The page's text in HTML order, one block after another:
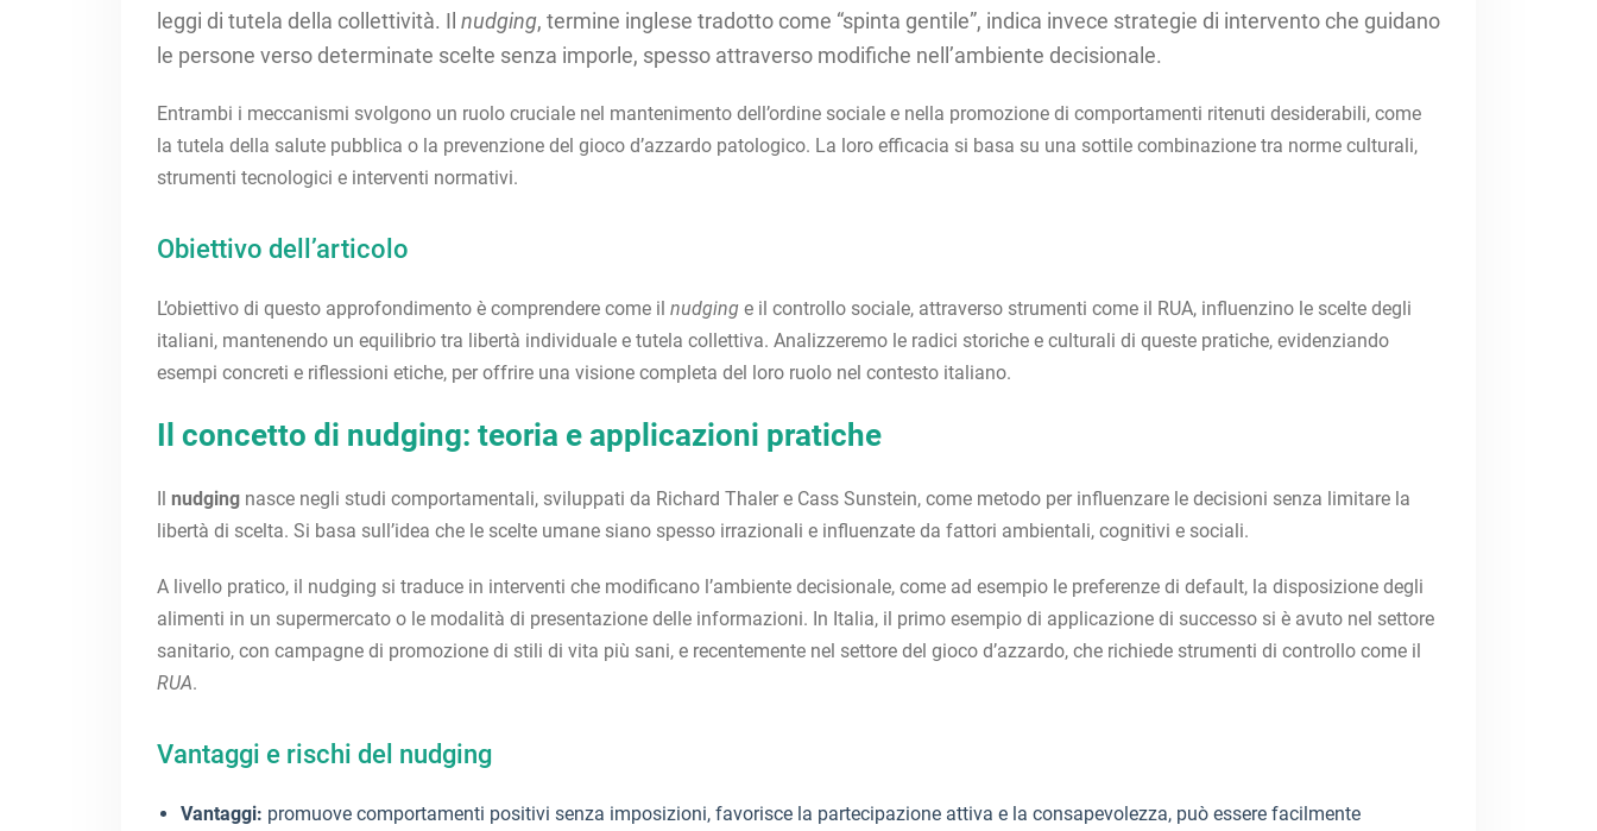
leggi di tutela della collettività. Il nudging, termine inglese tradotto come “spinta gentile”, indica invece strategie di intervento che guidano
le persone verso determinate scelte senza imporle, spesso attraverso modifiche nell’ambiente decisionale.
Entrambi i meccanismi svolgono un ruolo cruciale nel mantenimento dell’ordine sociale e nella promozione di comportamenti ritenuti desiderabili, come
la tutela della salute pubblica o la prevenzione del gioco d’azzardo patologico. La loro efficacia si basa su una sottile combinazione tra norme culturali,
strumenti tecnologici e interventi normativi.
Obiettivo dell’articolo
L’obiettivo di questo approfondimento è comprendere come il nudging e il controllo sociale, attraverso strumenti come il RUA, influenzino le scelte degli
italiani, mantenendo un equilibrio tra libertà individuale e tutela collettiva. Analizzeremo le radici storiche e culturali di queste pratiche, evidenziando
esempi concreti e riflessioni etiche, per offrire una visione completa del loro ruolo nel contesto italiano.
Il concetto di nudging: teoria e applicazioni pratiche
Il nudging nasce negli studi comportamentali, sviluppati da Richard Thaler e Cass Sunstein, come metodo per influenzare le decisioni senza limitare la
libertà di scelta. Si basa sull’idea che le scelte umane siano spesso irrazionali e influenzate da fattori ambientali, cognitivi e sociali.
A livello pratico, il nudging si traduce in interventi che modificano l’ambiente decisionale, come ad esempio le preferenze di default, la disposizione degli
alimenti in un supermercato o le modalità di presentazione delle informazioni. In Italia, il primo esempio di applicazione di successo si è avuto nel settore
sanitario, con campagne di promozione di stili di vita più sani, e recentemente nel settore del gioco d’azzardo, che richiede strumenti di controllo come il
RUA.
Vantaggi e rischi del nudging
Vantaggi: promuove comportamenti positivi senza imposizioni, favorisce la partecipazione attiva e la consapevolezza, può essere facilmente